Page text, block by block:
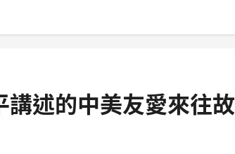
講述的中美友愛來往故